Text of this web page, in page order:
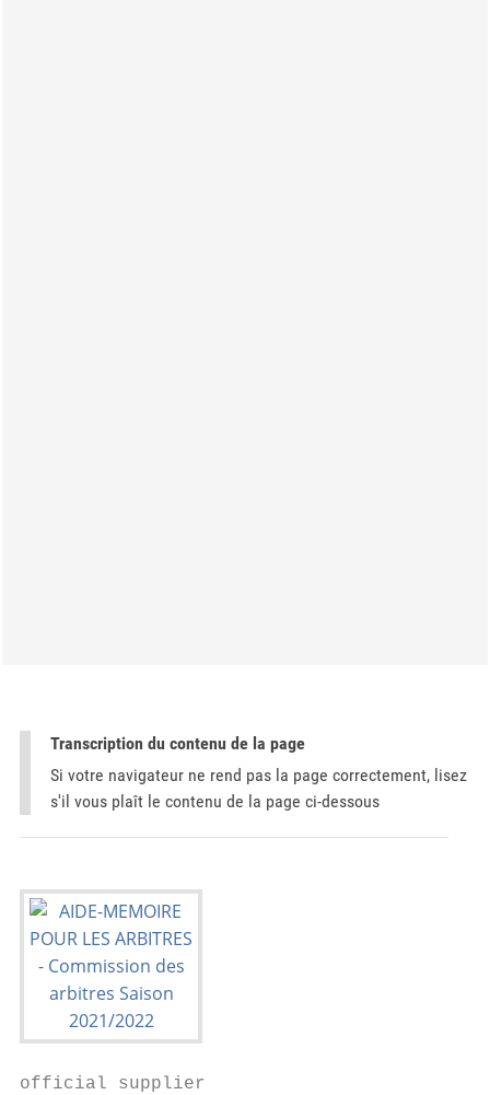
Transcription du contenu de la page
Si votre navigateur ne rend pas la page correctement, lisez
s'il vous plaît le contenu de la page ci-dessous
official supplier